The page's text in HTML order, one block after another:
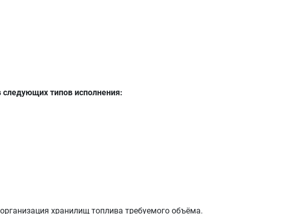
типов исполнения:
хранилищ топлива требуемого объёма.